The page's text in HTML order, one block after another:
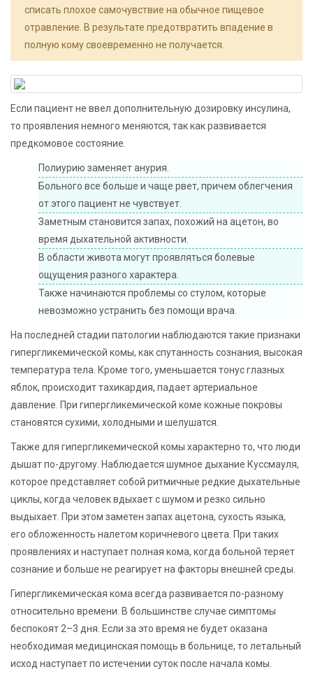
списать плохое самочувствие на обычное пищевое
отравление. В результате предотвратить впадение в
полную кому своевременно не получается.
Если пациент не ввел дополнительную дозировку инсулина,
то проявления немного меняются, так как развивается
предкомовое состояние.
Полиурию заменяет анурия.
Больного все больше и чаще рвет, причем облегчения
от этого пациент не чувствует.
Заметным становится запах, похожий на ацетон, во
время дыхательной активности.
В области живота могут проявляться болевые
ощущения разного характера.
Также начинаются проблемы со стулом, которые
невозможно устранить без помощи врача.
На последней стадии патологии наблюдаются такие признаки
гипергликемической комы, как спутанность сознания, высокая
температура тела. Кроме того, уменьшается тонус глазных
яблок, происходит тахикардия, падает артериальное
давление. При гипергликемической коме кожные покровы
становятся сухими, холодными и шелушатся.
Также для гипергликемической комы характерно то, что люди
дышат по-другому. Наблюдается шумное дыхание Куссмауля,
которое представляет собой ритмичные редкие дыхательные
циклы, когда человек вдыхает с шумом и резко сильно
выдыхает. При этом заметен запах ацетона, сухость языка,
его обложенность налетом коричневого цвета. При таких
проявлениях и наступает полная кома, когда больной теряет
сознание и больше не реагирует на факторы внешней среды.
Гипергликемическая кома всегда развивается по-разному
относительно времени. В большинстве случае симптомы
беспокоят 2–3 дня. Если за это время не будет оказана
необходимая медицинская помощь в больнице, то летальный
исход наступает по истечении суток после начала комы.